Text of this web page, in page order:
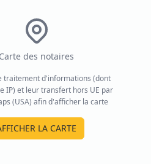
Carte des notaires
traitement d'informations (dont
IP) et leur transfert hors UE par
(USA) afin d'afficher la carte
LA CARTE